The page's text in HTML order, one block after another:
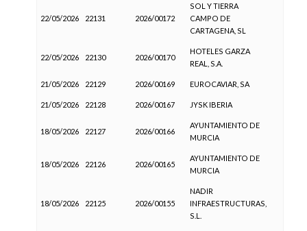
22/05/2026 22131 2026/00172
SOL Y TIERRA
CAMPO DE
CARTAGENA, SL
22/05/2026 22130 2026/00170
HOTELES GARZA
REAL, S.A.
21/05/2026 22129 2026/00169 EUROCAVIAR, SA
21/05/2026 22128 2026/00167 JYSK IBERIA
18/05/2026 22127 2026/00166
AYUNTAMIENTO DE
MURCIA
18/05/2026 22126 2026/00165
AYUNTAMIENTO DE
MURCIA
18/05/2026 22125 2026/00155
NADIR
INFRAESTRUCTURAS,
S.L.